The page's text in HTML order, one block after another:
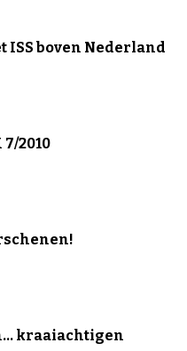
ISS boven Nederland
2010
kraaiachtigen